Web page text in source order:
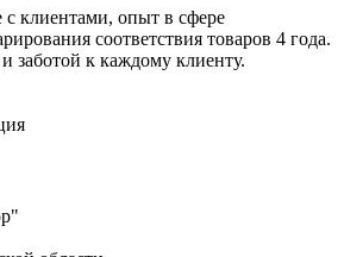
с клиентами, опыт в сфере
соответствия товаров 4 года.
к каждому клиенту.